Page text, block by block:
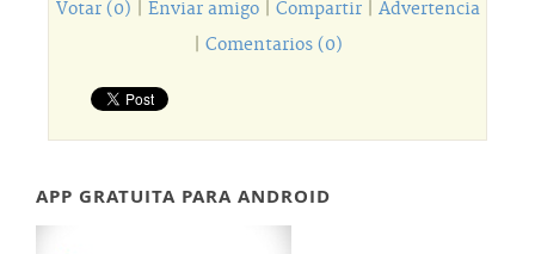
Votar (0) Enviar amigo| Compartir| Advertencia
Comentarios (0)
APP GRATUITA PARA ANDROID